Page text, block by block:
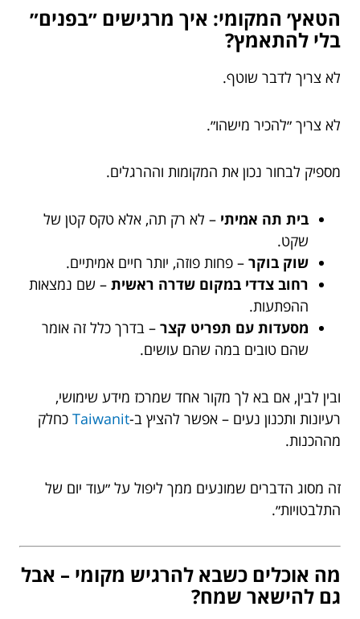
הטאץ׳ המקומי: איך מרגישים ״בפנים״
בלי להתאמץ?
לא צריך לדבר שוטף.
לא צריך ״להכיר מישהו״.
מספיק לבחור נכון את המקומות וההרגלים.
בית תה אמיתי – לא רק תה, אלא טקס קטן של
שקט.
שוק בוקר – פחות פוזה, יותר חיים אמיתיים.
רחוב צדדי במקום שדרה ראשית – שם נמצאות
ההפתעות.
מסעדות עם תפריט קצר – בדרך כלל זה אומר
שהם טובים במה שהם עושים.
ובין לבין, אם בא לך מקור אחד שמרכז מידע שימושי,
רעיונות ותכנון נעים – אפשר להציץ ב-Taiwanit כחלק
מההכנות.
זה מסוג הדברים שמונעים ממך ליפול על ״עוד יום של
התלבטויות״.
מה אוכלים כשבא להרגיש מקומי – אבל
גם להישאר שמח?